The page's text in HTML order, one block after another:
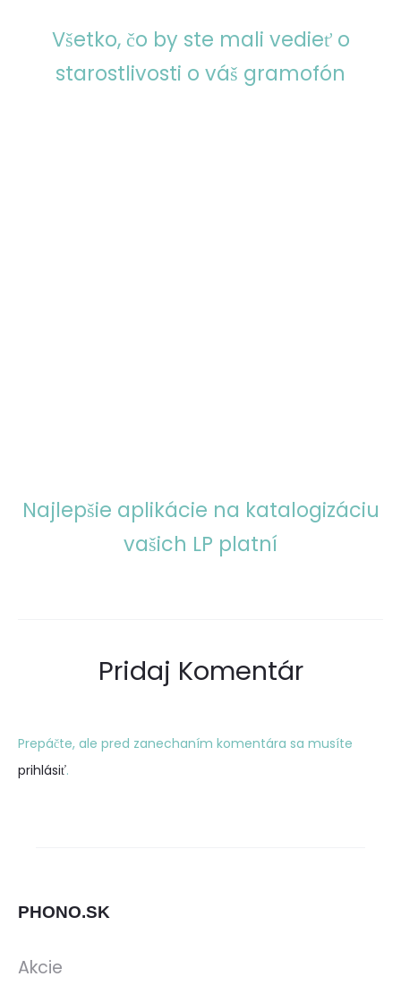
Všetko, čo by ste mali vedieť o
starostlivosti o váš gramofón
Najlepšie aplikácie na katalogizáciu
vašich LP platní
Pridaj Komentár
Prepáčte, ale pred zanechaním komentára sa musíte
prihlásiť.
PHONO.SK
Akcie